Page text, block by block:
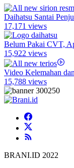
Daihatsu Santai
17,171 views
Belum Pakai CVT,
15,922 views
Video Kelemahan
15,788 views
BRANI.ID 2022